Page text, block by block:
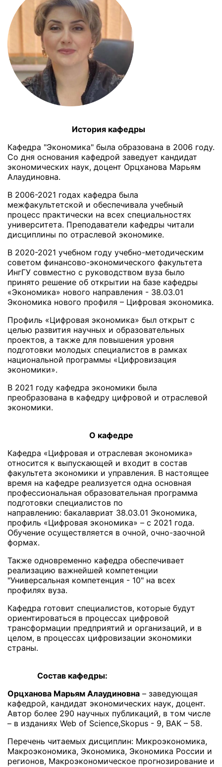
История кафедры
Кафедра "Экономика" была образована в 2006 году.
Со дня основания кафедрой заведует кандидат
экономических наук, доцент Орцханова Марьям
Алаудиновна.
В 2006-2021 годах кафедра была
межфакультетской и обеспечивала учебный
процесс практически на всех специальностях
университета. Преподаватели кафедры читали
дисциплины по отраслевой экономике.
В 2020-2021 учебном году учебно-методическим
советом финансово-экономического факультета
ИнгГУ совместно с руководством вуза было
принято решение об открытии на базе кафедры
«Экономика» нового направления - 38.03.01
Экономика нового профиля – Цифровая экономика.
Профиль «Цифровая экономика» был открыт с
целью развития научных и образовательных
проектов, а также для повышения уровня
подготовки молодых специалистов в рамках
национальной программы «Цифровизация
экономики».
В 2021 году кафедра экономики была
преобразована в кафедру цифровой и отраслевой
экономики.
О кафедре
Кафедра «Цифровая и отраслевая экономика»
относится к выпускающей и входит в состав
факультета экономики и управления. В настоящее
время на кафедре реализуется одна основная
профессиональная образовательная программа
подготовки специалистов по
направлению: бакалавриат 38.03.01 Экономика,
профиль «Цифровая экономика» – с 2021 года.
Обучение осуществляется в очной, очно-заочной
формах.
Также одновременно кафедра обеспечивает
реализацию важнейшей компетенции
"Универсальная компетенция - 10" на всех
профилях вуза.
Кафедра готовит специалистов, которые будут
ориентироваться в процессах цифровой
трансформации предприятий и организаций, и в
целом, в процессах цифровизации экономики
страны.
Состав кафедры:
Орцханова Марьям Алаудиновна – заведующая
кафедрой, кандидат экономических наук, доцент.
Автор более 290 научных публикаций, в том числе
– в изданиях Web of Science,Skopus - 9, ВАК – 58.
Перечень читаемых дисциплин: Микроэкономика,
Макроэкономика, Экономика, Экономика России и
регионов, Макроэкономическое прогнозирование и